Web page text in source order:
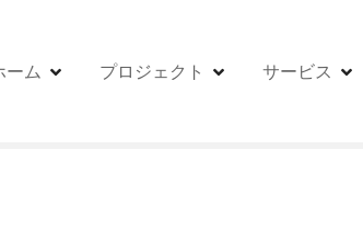
ーム プロジェクト サービス